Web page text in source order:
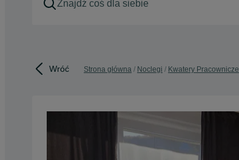
Wróć Strona główna Noclegi Kwatery Pracownicze